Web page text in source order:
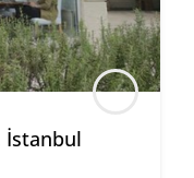
İstanbul